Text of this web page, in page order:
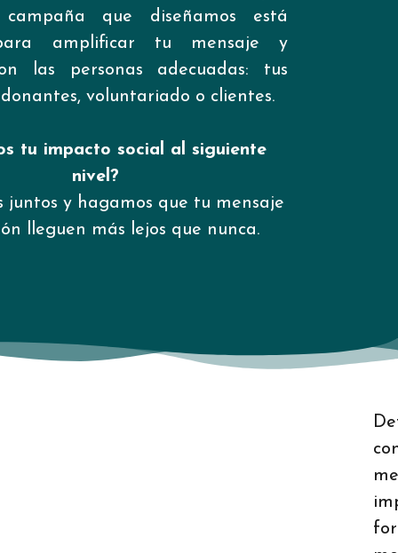
que diseñamos está
amplificar tu mensaje y
las personas adecuadas: tus
voluntariado o clientes.
tu impacto social al siguiente
nivel?
juntos y hagamos que tu mensaje
lleguen más lejos que nunca.